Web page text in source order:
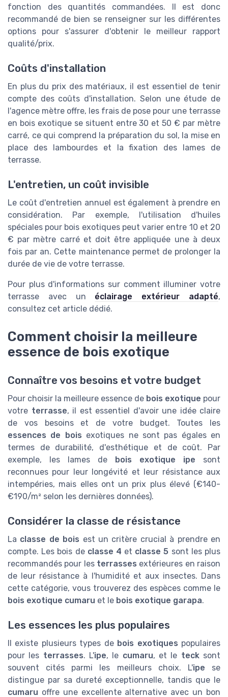
fonction des quantités commandées. Il est donc
recommandé de bien se renseigner sur les différentes
options pour s'assurer d'obtenir le meilleur rapport
qualité/prix.
Coûts d'installation
En plus du prix des matériaux, il est essentiel de tenir
compte des coûts d'installation. Selon une étude de
l'agence mètre offre, les frais de pose pour une terrasse
en bois exotique se situent entre 30 et 50 € par mètre
carré, ce qui comprend la préparation du sol, la mise en
place des lambourdes et la fixation des lames de
terrasse.
L'entretien, un coût invisible
Le coût d'entretien annuel est également à prendre en
considération. Par exemple, l'utilisation d'huiles
spéciales pour bois exotiques peut varier entre 10 et 20
€ par mètre carré et doit être appliquée une à deux
fois par an. Cette maintenance permet de prolonger la
durée de vie de votre terrasse.
Pour plus d'informations sur comment illuminer votre
terrasse avec un éclairage extérieur adapté,
consultez cet article dédié.
Comment choisir la meilleure
essence de bois exotique
Connaître vos besoins et votre budget
Pour choisir la meilleure essence de bois exotique pour
votre terrasse, il est essentiel d'avoir une idée claire
de vos besoins et de votre budget. Toutes les
essences de bois exotiques ne sont pas égales en
termes de durabilité, d'esthétique et de coût. Par
exemple, les lames de bois exotique ipe sont
reconnues pour leur longévité et leur résistance aux
intempéries, mais elles ont un prix plus élevé (€140-
€190/m² selon les dernières données).
Considérer la classe de résistance
La classe de bois est un critère crucial à prendre en
compte. Les bois de classe 4 et classe 5 sont les plus
recommandés pour les terrasses extérieures en raison
de leur résistance à l'humidité et aux insectes. Dans
cette catégorie, vous trouverez des espèces comme le
bois exotique cumaru et le bois exotique garapa.
Les essences les plus populaires
Il existe plusieurs types de bois exotiques populaires
pour les terrasses. L'ipe, le cumaru, et le tecksont
souvent cités parmi les meilleurs choix. L'ipe se
distingue par sa dureté exceptionnelle, tandis que le
cumaru offre une excellente alternative avec un bon